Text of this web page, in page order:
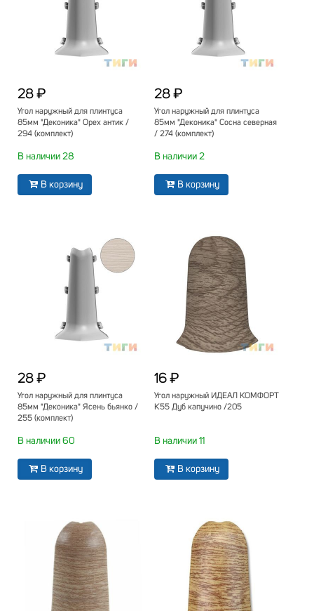
28 ₽
Угол наружный для плинтуса
85мм "Деконика" Орех антик /
294 (комплект)
В наличии 28
В корзину
28 ₽
Угол наружный для плинтуса
85мм "Деконика" Сосна северная
/ 274 (комплект)
В наличии 2
В корзину
28 ₽
Угол наружный для плинтуса
85мм "Деконика" Ясень бьянко /
255 (комплект)
В наличии 60
В корзину
16 ₽
Угол наружный ИДЕАЛ КОМФОРТ
К55 Дуб капучино /205
В наличии 11
В корзину